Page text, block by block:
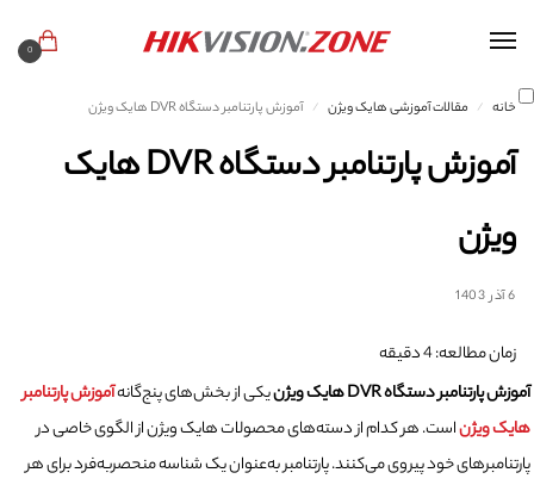
0
خانه / مقالات آموزشی هایک ویژن / آموزش پارتنامبر دستگاه DVR هایک ویژن
آموزش پارتنامبر دستگاه DVR هایک
ویژن
6 آذر 1403
زمان مطالعه:4دقیقه
آموزش پارتنامبر دستگاه DVR هایک ویژن
یکی از بخش‌های پنج‌گانهآموزش پارتنامبر
هایک ویژناست. هر کدام از دسته‌های محصولات هایک ویژن از الگوی خاصی در
پارتنامبرهای خود پیروی می‌کنند. پارتنامبر به‌عنوان یک شناسه منحصربه‌فرد برای هر